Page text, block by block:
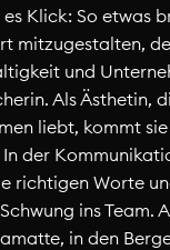
Klick: So etwas
mitzugestalten,
und
Als Ästhetin,
liebt, kommt
In der
richtigen Worte
ins Team.
in den